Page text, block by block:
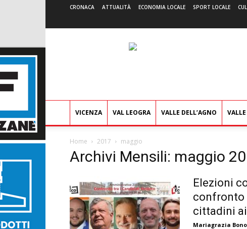
CRONACA ATTUALITÀ ECONOMIA LOCALE SPORT LOCALE
VICENZA VAL LEOGRA VALLE DELL’AGNO
Home 2017 maggio
Archivi Mensili: maggio
Elezioni
confronto
cittadini
Mariagrazia